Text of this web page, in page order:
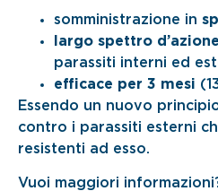
somministrazione in
largo spettro d’azione
parassiti interni ed
efficace per 3 mesi
Essendo un nuovo
contro i parassiti esterni
resistenti ad esso.
Vuoi maggiori